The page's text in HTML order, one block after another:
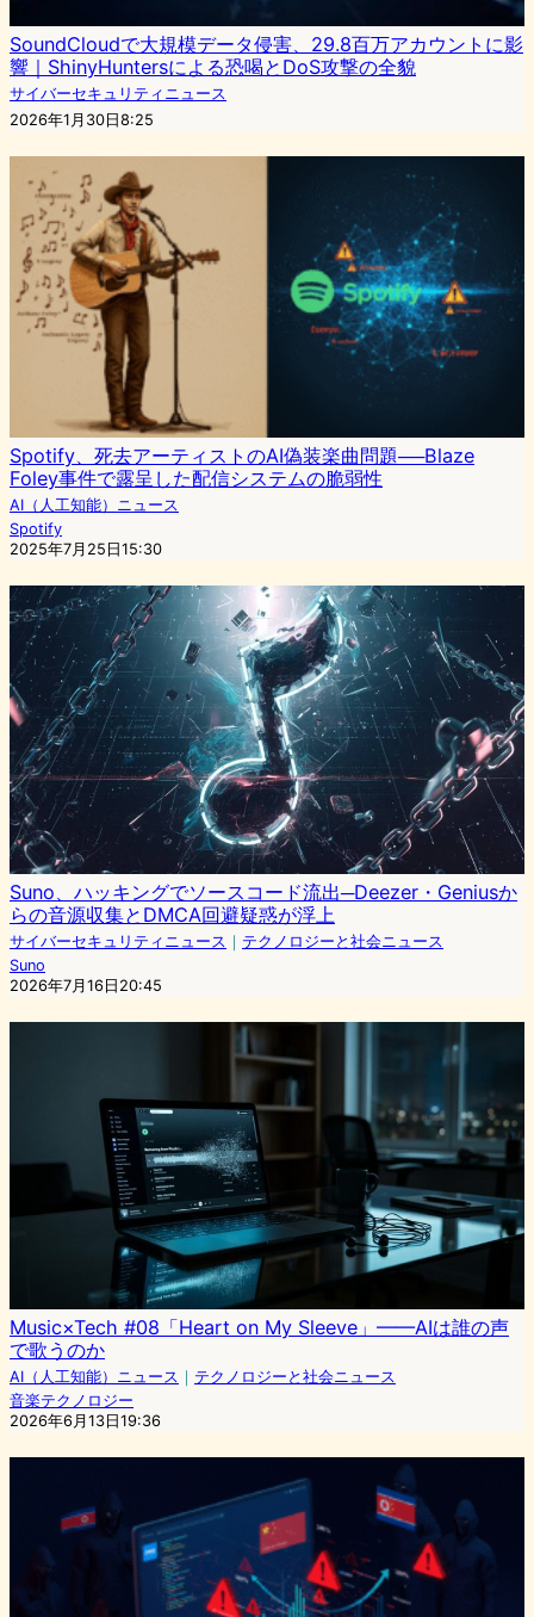
SoundCloudで大規模データ侵害、29.8百万アカウントに影
響｜ShinyHuntersによる恐喝とDoS攻撃の全貌
サイバーセキュリティニュース
2026年1月30日8:25
Spotify、死去アーティストのAI偽装楽曲問題──Blaze
Foley事件で露呈した配信システムの脆弱性
AI（人工知能）ニュース
Spotify
2025年7月25日15:30
Suno、ハッキングでソースコード流出─Deezer・Geniusか
らの音源収集とDMCA回避疑惑が浮上
サイバーセキュリティニュース ｜ テクノロジーと社会ニュース
Suno
2026年7月16日20:45
Music×Tech #08「Heart on My Sleeve」——AIは誰の声
で歌うのか
AI（人工知能）ニュース ｜ テクノロジーと社会ニュース
音楽テクノロジー
2026年6月13日19:36